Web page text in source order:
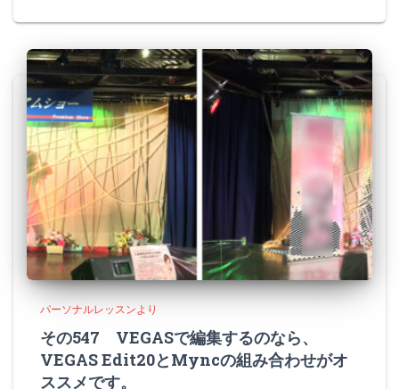
パーソナルレッスンより
その547 VEGASで編集するのなら、
VEGAS Edit20とMyncの組み合わせがオ
ススメです。